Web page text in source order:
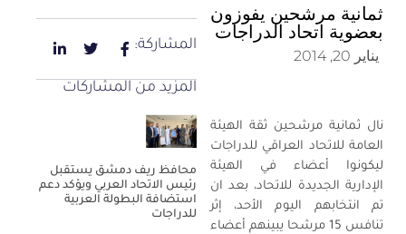
ثمانية مرشحين يفوزون
بعضوية اتحاد الدراجات
يناير 20, 2014
نال ثمانية مرشحين ثقة الهيئة
العامة للاتحاد العراقي للدراجات
ليكونوا أعضاء في الهيئة
الإدارية الجديدة للاتحاد، بعد ان
تم انتخابهم اليوم الأحد، إثر
تنافس 15 مرشحا يبينهم أعضاء
المشاركة:
المزيد من المشاركات
محافظ ريف دمشق يستقبل
رئيس الاتحاد العربي ويؤكد دعم
استضافة البطولة العربية
للدراجات